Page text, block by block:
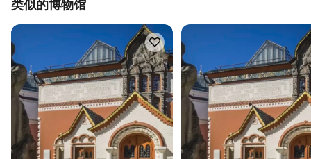
类似的博物馆